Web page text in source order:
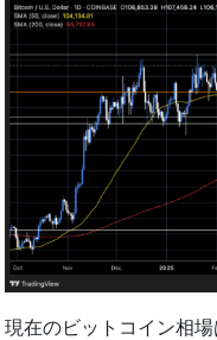
現在のビットコイン相